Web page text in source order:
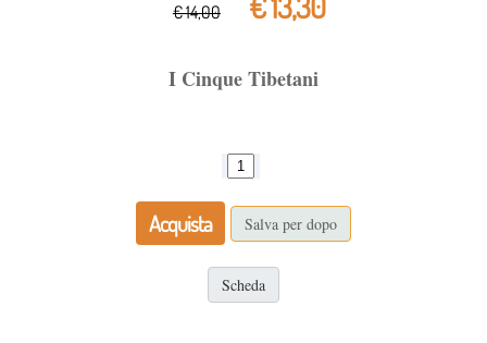
€ 14,00
I Cinque Tibetani
Acquista Salva per dopo
Scheda